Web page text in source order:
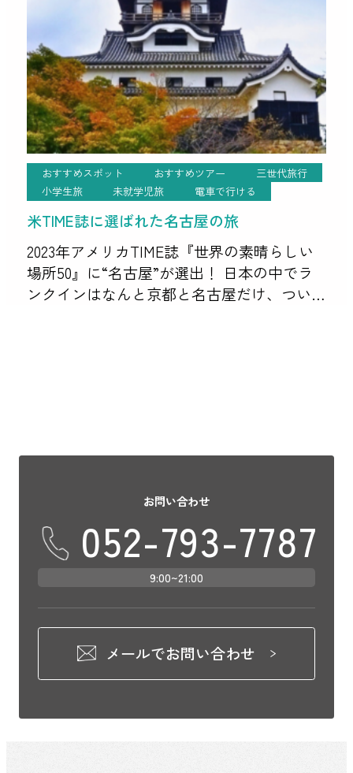
おすすめスポット おすすめツアー
三世代旅行
小学生旅
未就学児旅 電車で行ける
米TIME誌に選ばれた名古屋の旅
2023年アメリカTIME誌『世界の素晴らしい
場所50』に“名古屋”が選出！ 日本の中でラ
ンクインはなんと京都と名古屋だけ、つい
お問い合わせ
052-793-7787
9:00~21:00
メールでお問い合わせ